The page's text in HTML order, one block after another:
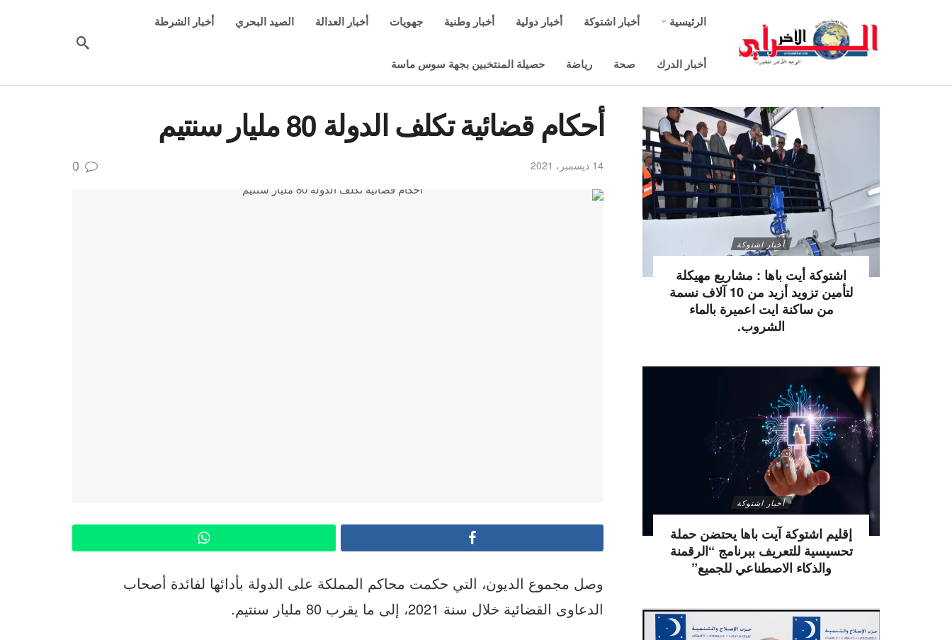
الرئيسية أخبار اشتوكة أخبار دولية أخبار وطنية جهويات أخبار العدالة الصيد البحري أخبار الشرطة
أخبار الدرك صحة رياضة حصيلة المنتخبين بجهة سوس ماسة
أحكام قضائية تكلف الدولة 80 مليار سنتيم
14 ديسمبر، 2021 0
وصل مجموع الديون، التي حكمت محاكم المملكة على الدولة بأدائها لفائدة أصحاب
الدعاوى القضائية خلال سنة 2021، إلى ما يقرب 80 مليار سنتيم.
أخبار اشتوكة
اشتوكة أيت باها : مشاريع مهيكلة
لتأمين تزويد أزيد من 10 آلاف نسمة
من ساكنة ايت اعميرة بالماء
الشروب.
أخبار اشتوكة
إقليم اشتوكة آيت باها يحتضن حملة
تحسيسية للتعريف ببرنامج “الرقمنة
والذكاء الاصطناعي للجميع”